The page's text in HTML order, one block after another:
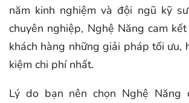
năm kinh nghiệm và đội ngũ kỹ
chuyên nghiệp, Nghệ Năng cam
khách hàng những giải pháp tối ưu,
kiệm chi phí nhất.
Lý do bạn nên chọn Nghệ